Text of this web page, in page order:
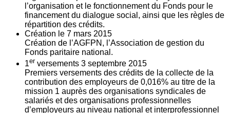
l’organisation et le fonctionnement du Fonds pour le
financement du dialogue social, ainsi que les règles de
répartition des crédits.
Création le 7 mars 2015
Création de l’AGFPN, l’Association de gestion du
Fonds paritaire national.
1er versements 3 septembre 2015
Premiers versements des crédits de la collecte de la
contribution des employeurs de 0,016% au titre de la
mission 1 auprès des organisations syndicales de
salariés et des organisations professionnelles
d’employeurs au niveau national et interprofessionnel